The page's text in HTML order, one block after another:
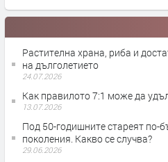
Растителна храна, риба и
на дълголетието
24.07.2026
Как правилото 7:1 може да
13.07.2026
Под 50-годишните стареят по-
поколения. Какво се случва?
29.06.2026